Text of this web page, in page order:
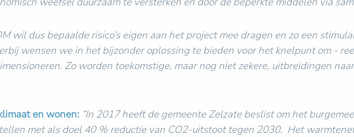
wil dus bepaalde risico’s eigen aan het project mee dragen en zo een
wensen we in het bijzonder oplossing te bieden voor het knelpunt om -
Zo worden toekomstige, maar nog niet zekere, uitbreidingen
en wonen: “In 2017 heeft de gemeente Zelzate beslist om het
met als doel 40 % reductie van CO2-uitstoot tegen 2030. Het